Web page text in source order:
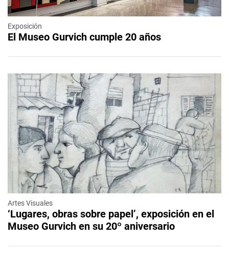
Exposición
El Museo Gurvich cumple 20 años
Artes Visuales
‘Lugares, obras sobre papel’, exposición en el
Museo Gurvich en su 20º aniversario